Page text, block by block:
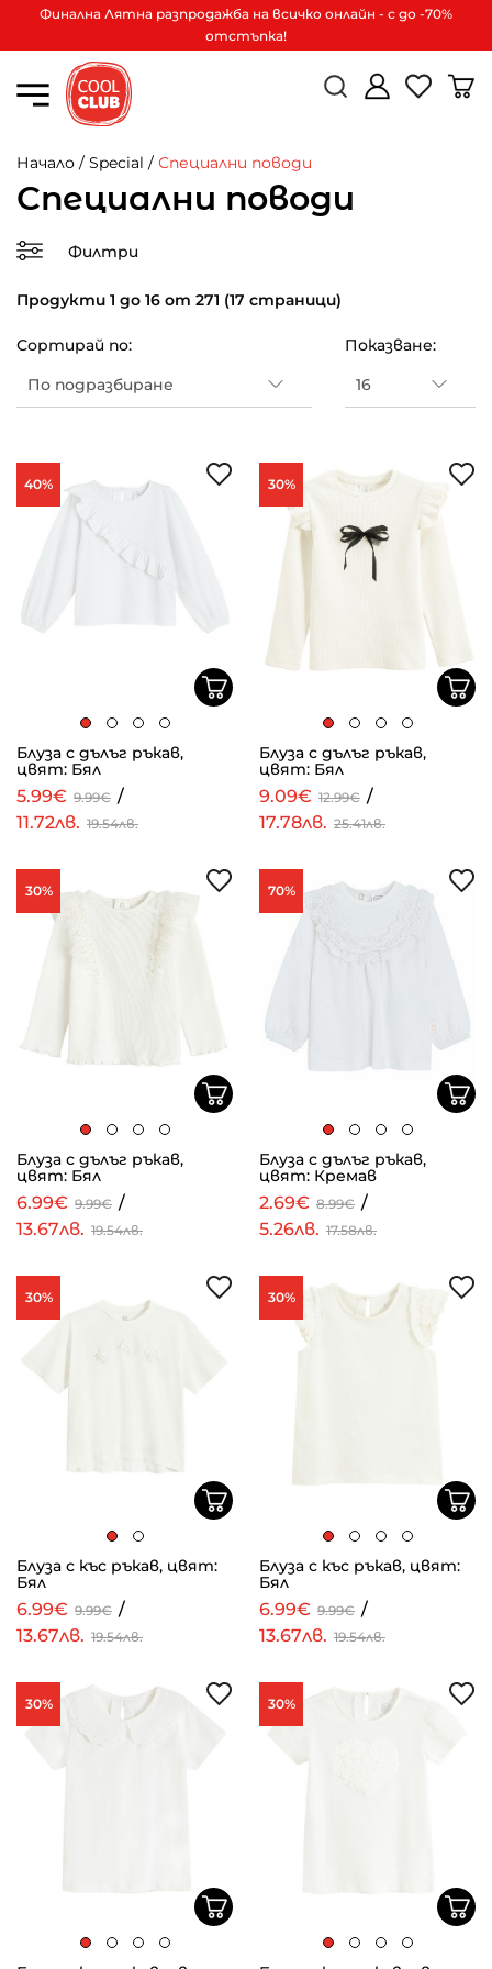
Финална Лятна разпродажба на всичко онлайн - с до -70%
отстъпка!
Начало / Special / Специални поводи
Специални поводи
Филтри
Продукти 1 до 16 от 271 (17 страници)
Сортирай по: Показване:
40%
Блуза с дълъг ръкав,
цвят: Бял
5.99€ 9.99€ /
11.72лв. 19.54лв.
30%
Блуза с дълъг ръкав,
цвят: Бял
9.09€ 12.99€ /
17.78лв. 25.41лв.
30%
Блуза с дълъг ръкав,
цвят: Бял
6.99€ 9.99€ /
13.67лв. 19.54лв.
70%
Блуза с дълъг ръкав,
цвят: Кремав
2.69€ 8.99€ /
5.26лв. 17.58лв.
30%
Блуза с къс ръкав, цвят:
Бял
6.99€ 9.99€ /
13.67лв. 19.54лв.
30%
Блуза с къс ръкав, цвят:
Бял
6.99€ 9.99€ /
13.67лв. 19.54лв.
30% 30%